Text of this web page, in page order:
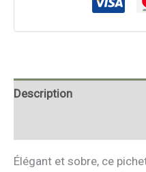
Description
Élégant et sobre, ce